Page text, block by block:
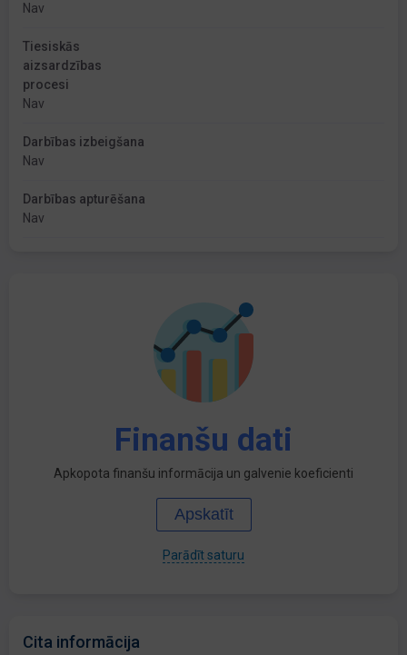
Nav
Tiesiskās
aizsardzības
procesi
Nav
Darbības izbeigšana
Nav
Darbības apturēšana
Nav
Finanšu dati
Apkopota finanšu informācija un galvenie koeficienti
Apskatīt
Parādīt saturu
Cita informācija